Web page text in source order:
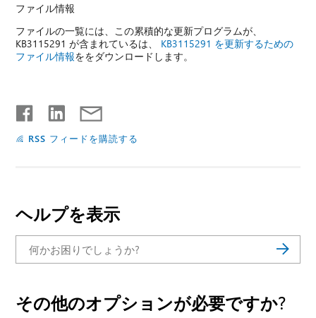
ファイル情報
ファイルの一覧には、この累積的な更新プログラムが、
KB3115291 が含まれているは、 KB3115291 を更新するための
ファイル情報ををダウンロードします。
RSS フィードを購読する
ヘルプを表示
その他のオプションが必要ですか?